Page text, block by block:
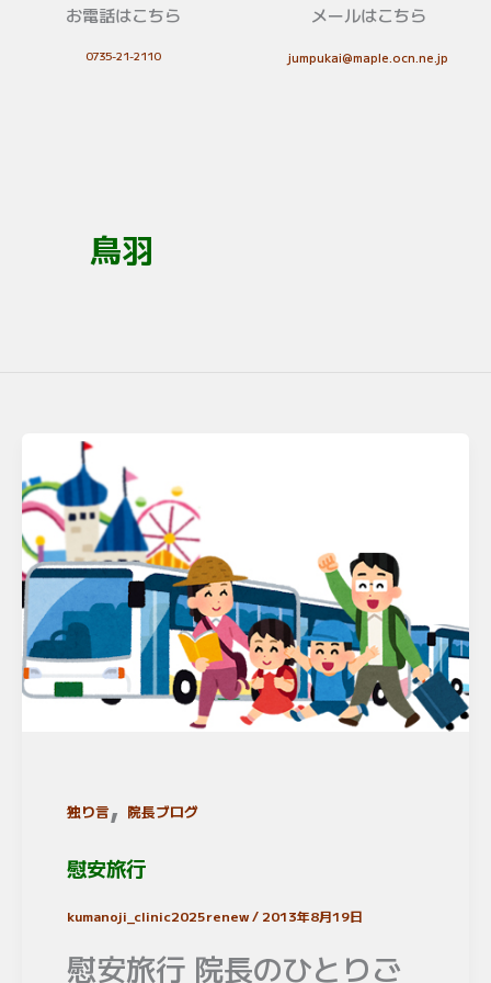
お電話はこちら
0735-21-2110
メールはこちら
jumpukai@maple.ocn.ne.jp
鳥羽
独り言, 院長ブログ
慰安旅行
kumanoji_clinic2025renew/ 2013年8月19日
慰安旅行 院長のひとりご